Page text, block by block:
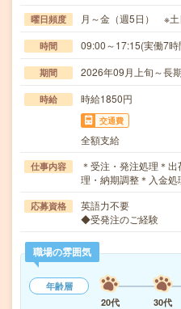
曜日頻度 月～金（週5日） ※土
時間 09:00～17:15(実働7
期間 2026年09月上旬～長
時給 時給1850円
交通費
全額支給
仕事内容
＊受注・発注処理＊
理・納期調整＊入金
応募資格
英語力不要
◆受発注のご経験
職場の雰囲気
年齢層
20代
30代